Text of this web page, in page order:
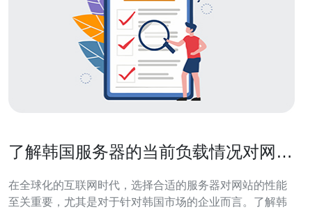
了解韩国服务器的当前负载情况对网站
在全球化的互联网时代，选择合适的服务器对网站的性能
至关重要，尤其是对于针对韩国市场的企业而言。了解韩